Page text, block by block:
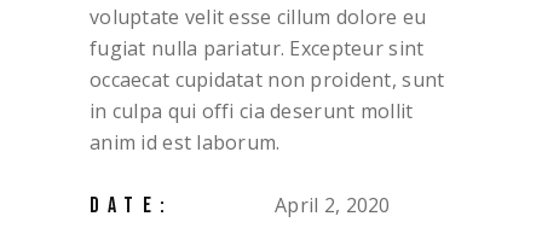
voluptate velit esse cillum dolore eu
fugiat nulla pariatur. Excepteur sint
occaecat cupidatat non proident, sunt
in culpa qui offi cia deserunt mollit
anim id est laborum.
DATE: April 2, 2020